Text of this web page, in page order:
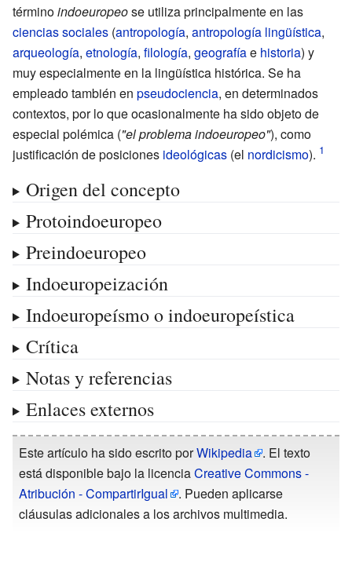
términoindoeuropeose utiliza principalmente en las
ciencias sociales (antropología, antropología lingüística,
arqueología, etnología, filología, geografíae historia) y
muy especialmente en la lingüística histórica. Se ha
empleado también en pseudociencia, en determinados
contextos, por lo que ocasionalmente ha sido objeto de
especial polémica ("el problema indoeuropeo"), como
justificación de posiciones ideológicas (el nordicismo).
Origen del concepto
Protoindoeuropeo
Preindoeuropeo
Indoeuropeización
Indoeuropeísmo o indoeuropeística
Crítica
Notas y referencias
Enlaces externos
Este artículo ha sido escrito porWikipedia
. El texto
está disponible bajo la licenciaCreative Commons -
Atribución - CompartirIgual
. Pueden aplicarse
cláusulas adicionales a los archivos multimedia.